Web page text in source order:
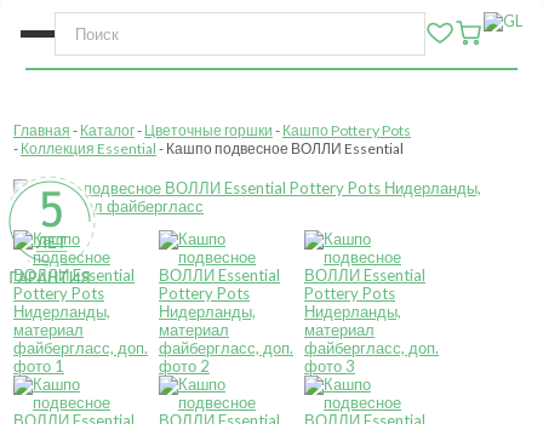
Главная Каталог Цветочные горшки
Кашпо Pottery Pots
Коллекция Essential
Кашпо подвесное ВОЛЛИ Essential